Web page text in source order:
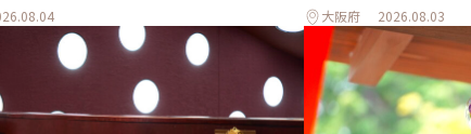
大阪府 2026.08.03